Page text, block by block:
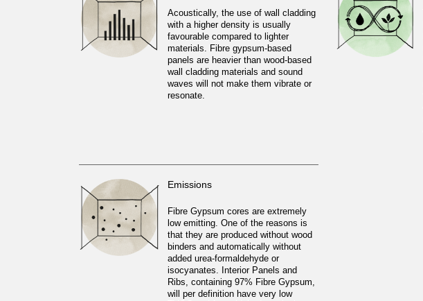
Acoustically, the use of wall cladding
with a higher density is usually
favourable compared to lighter
materials. Fibre gypsum-based
panels are heavier than wood-based
wall cladding materials and sound
waves will not make them vibrate or
resonate.
Emissions
Fibre Gypsum cores are extremely
low emitting. One of the reasons is
that they are produced without wood
binders and automatically without
added urea-formaldehyde or
isocyanates. Interior Panels and
Ribs, containing 97% Fibre Gypsum,
will per definition have very low